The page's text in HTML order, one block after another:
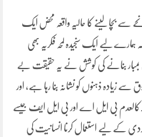
سے بچا لینے کا حالیہ واقعہ محض ایک
لیے ایک سنجیدہ لمحہ فکریہ بھی
بمبار بنانے کی کوشش نے یہ حقیقت بے
ذہنوں کو نشانہ بنا رہا ہے، اور
بی ایل اے اور بی ایل ایف جیسے
کے لیے استعمال کرنا انسانیت کی